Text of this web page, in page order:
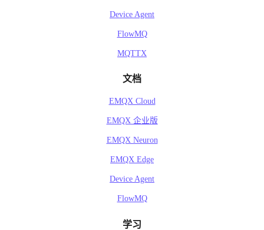
Device Agent
FlowMQ
MQTTX
文档
EMQX Cloud
EMQX 企业版
EMQX Neuron
EMQX Edge
Device Agent
FlowMQ
学习